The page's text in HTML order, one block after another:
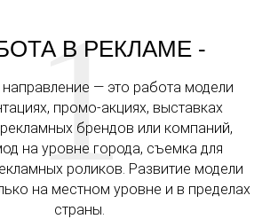
В РЕКЛАМЕ -
— это работа модели
промо-акциях, выставках
брендов или компаний,
на уровне города, съемка для
роликов. Развитие модели
на местном уровне и в пределах
страны.
1